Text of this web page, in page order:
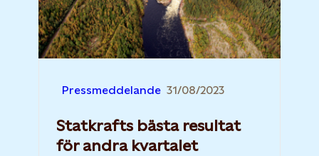
Pressmeddelande 31/08/2023
Statkrafts bästa resultat
för andra kvartalet